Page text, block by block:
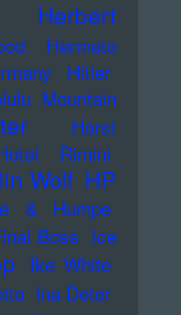
Herbert
Hermeto
Hitler
Mountain
Horst
Rimini
Wolf HP
& Humpe
Boss Ice
Ike White
Ina Deter